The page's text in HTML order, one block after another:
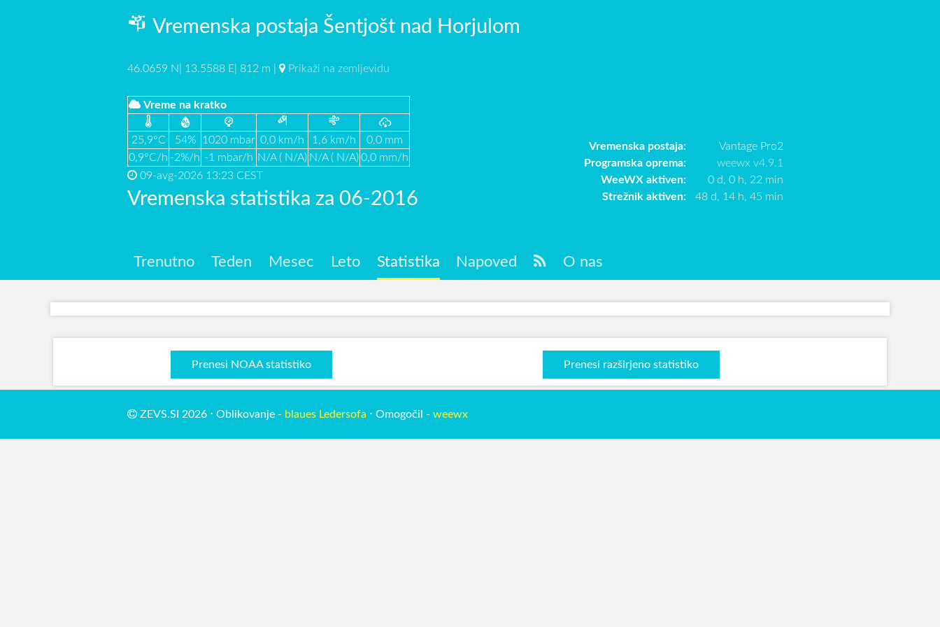
Vremenska postaja Šentjošt nad Horjulom
46.0659 N| 13.5588 E| 812 m | Prikaži na zemljevidu
Vreme na kratko
25,9°C 54% 1020 mbar 0,0 km/h 1,6 km/h
0,0 mm
0,9°C/h -2%/h -1 mbar/h N/A ( N/A) N/A ( N/A)0,0 mm/h
09-avg-2026 13:23 CEST
Vremenska statistika za 06-2016
Vremenska postaja:
Vantage Pro2
Programska oprema:
weewx v4.9.1
WeeWX aktiven:
0 d, 0 h, 22 min
Strežnik aktiven:
48 d, 14 h, 45 min
Trenutno Teden Mesec Leto Statistika Napoved O nas
Prenesi NOAA statistiko Prenesi razširjeno statistiko
ZEVS.SI 2026 ⋅ Oblikovanje - blaues Ledersofa ⋅ Omogočil - weewx